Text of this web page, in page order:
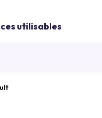
utilisables